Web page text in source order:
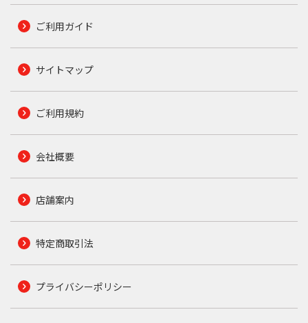
ご利用ガイド
サイトマップ
ご利用規約
会社概要
店舗案内
特定商取引法
プライバシーポリシー